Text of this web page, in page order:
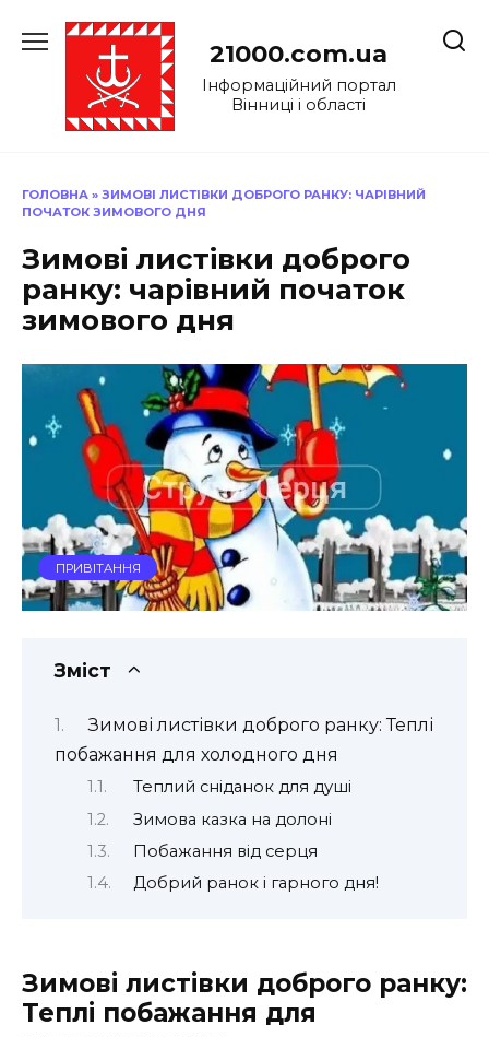
до
21000.com.ua
Інформаційний портал
Вінниці і області
ГОЛОВНА » ЗИМОВІ ЛИСТІВКИ ДОБРОГО РАНКУ: ЧАРІВНИЙ
ПОЧАТОК ЗИМОВОГО ДНЯ
Зимові листівки доброго
ранку: чарівний початок
зимового дня
ПРИВІТАННЯ
Зміст
Зимові листівки доброго ранку: Теплі
побажання для холодного дня
Теплий сніданок для душі
Зимова казка на долоні
Побажання від серця
Добрий ранок і гарного дня!
Зимові листівки доброго ранку:
Теплі побажання для